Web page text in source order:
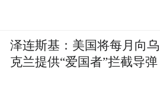
泽连斯基：美国将每月向乌
克兰提供“爱国者”拦截导弹